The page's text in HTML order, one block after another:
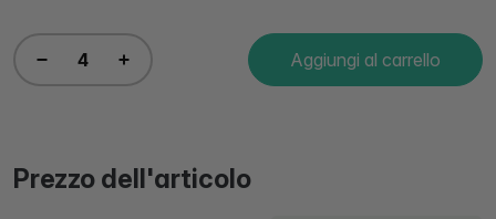
Aggiungi al carrello
Prezzo dell'articolo